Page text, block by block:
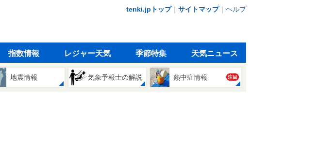
tenki.jpトップ｜ サイトマップ｜ ヘルプ
指数情報 レジャー天気 季節特集 天気ニュース
地震情報 気象予報士の解説 熱中症情報 注目